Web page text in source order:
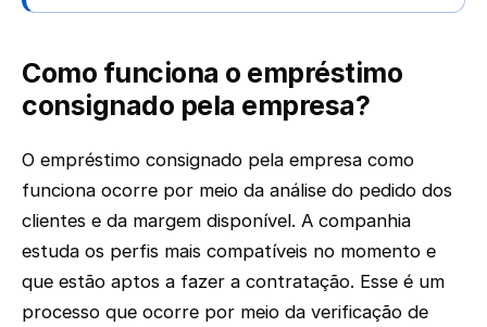
Como funciona o empréstimo
consignado pela empresa?
O empréstimo consignado pela empresa como
funciona ocorre por meio da análise do pedido dos
clientes e da margem disponível. A companhia
estuda os perfis mais compatíveis no momento e
que estão aptos a fazer a contratação. Esse é um
processo que ocorre por meio da verificação de